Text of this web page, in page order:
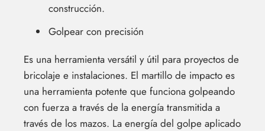
construcción.
Golpear con precisión
Es una herramienta versátil y útil para proyectos de
bricolaje e instalaciones. El martillo de impacto es
una herramienta potente que funciona golpeando
con fuerza a través de la energía transmitida a
través de los mazos. La energía del golpe aplicado